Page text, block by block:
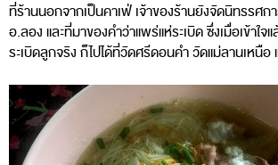
ที่ร้านนอกจากเป็นคาเฟ่ เจ้าของร้านยังจัดนิทรรศก
อ.ลอง และที่มาของคำว่าแพร่แห่ระเบิด ซึ่งเมื่อเข้าใจ
ระเบิดลูกจริง ก็ไปได้ที่วัดศรีดอนคำ วัดแม่ลานเหนือ